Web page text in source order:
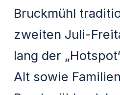
Bruckmühl
zweiten Juli-
lang der
Alt sowie